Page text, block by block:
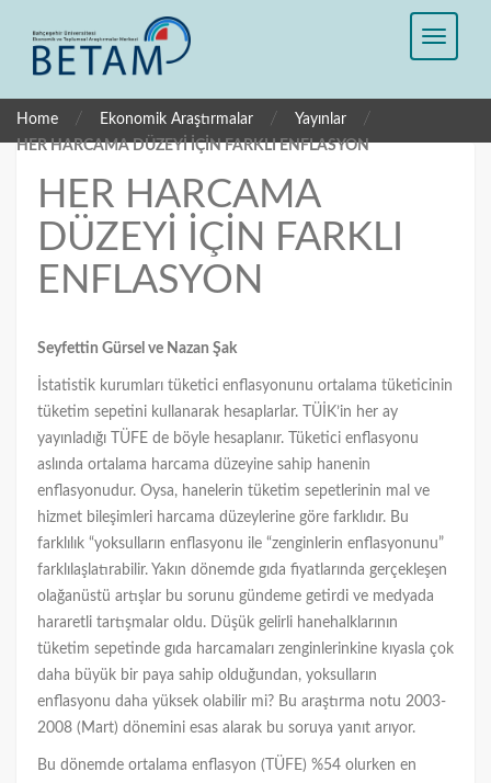
Home / Ekonomik Araştırmalar / Yayınlar /
HER HARCAMA DÜZEYİ İÇİN FARKLI ENFLASYON
HER HARCAMA
DÜZEYİ İÇİN FARKLI
ENFLASYON
Seyfettin Gürsel ve Nazan Şak
İstatistik kurumları tüketici enflasyonunu ortalama tüketicinin
tüketim sepetini kullanarak hesaplarlar. TÜİK’in her ay
yayınladığı TÜFE de böyle hesaplanır. Tüketici enflasyonu
aslında ortalama harcama düzeyine sahip hanenin
enflasyonudur. Oysa, hanelerin tüketim sepetlerinin mal ve
hizmet bileşimleri harcama düzeylerine göre farklıdır. Bu
farklılık “yoksulların enflasyonu ile “zenginlerin enflasyonunu”
farklılaşlatırabilir. Yakın dönemde gıda fiyatlarında gerçekleşen
olağanüstü artışlar bu sorunu gündeme getirdi ve medyada
hararetli tartışmalar oldu. Düşük gelirli hanehalklarının
tüketim sepetinde gıda harcamaları zenginlerinkine kıyasla çok
daha büyük bir paya sahip olduğundan, yoksulların
enflasyonu daha yüksek olabilir mi? Bu araştırma notu 2003-
2008 (Mart) dönemini esas alarak bu soruya yanıt arıyor.
Bu dönemde ortalama enflasyon (TÜFE) %54 olurken en